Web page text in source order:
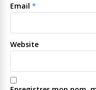
Email *
Website